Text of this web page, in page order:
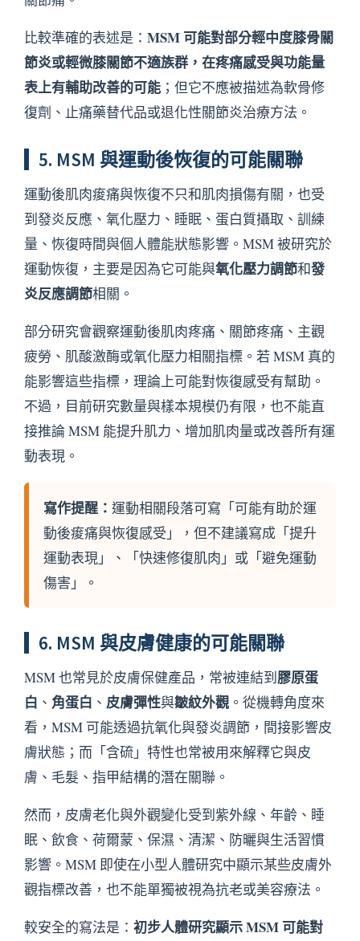
比較準確的表述是： MSM 可能對部分輕中度膝骨關
節炎或輕微膝關節不適族群，在疼痛感受與功能量
表上有輔助改善的可能 ；但它不應被描述為軟骨修
復劑、止痛藥替代品或退化性關節炎治療方法。
5. MSM 與運動後恢復的可能關聯
運動後肌肉痠痛與恢復不只和肌肉損傷有關，也受
到發炎反應、氧化壓力、睡眠、蛋白質攝取、訓練
量、恢復時間與個人體能狀態影響。MSM 被研究於
運動恢復，主要是因為它可能與氧化壓力調節和發
炎反應調節相關。
部分研究會觀察運動後肌肉疼痛、關節疼痛、主觀
疲勞、肌酸激酶或氧化壓力相關指標。若 MSM 真的
能影響這些指標，理論上可能對恢復感受有幫助。
不過，目前研究數量與樣本規模仍有限，也不能直
接推論 MSM 能提升肌力、增加肌肉量或改善所有運
動表現。
寫作提醒： 運動相關段落可寫「可能有助於運
動後痠痛與恢復感受」，但不建議寫成「提升
運動表現」、「快速修復肌肉」或「避免運動
傷害」。
6. MSM 與皮膚健康的可能關聯
MSM 也常見於皮膚保健產品，常被連結到膠原蛋
白 、 角蛋白 、 皮膚彈性與皺紋外觀 。從機轉角度來
看，MSM 可能透過抗氧化與發炎調節，間接影響皮
膚狀態；而「含硫」特性也常被用來解釋它與皮
膚、毛髮、指甲結構的潛在關聯。
然而，皮膚老化與外觀變化受到紫外線、年齡、睡
眠、飲食、荷爾蒙、保濕、清潔、防曬與生活習慣
影響。MSM 即使在小型人體研究中顯示某些皮膚外
觀指標改善，也不能單獨被視為抗老或美容療法。
較安全的寫法是： 初步人體研究顯示 MSM 可能對